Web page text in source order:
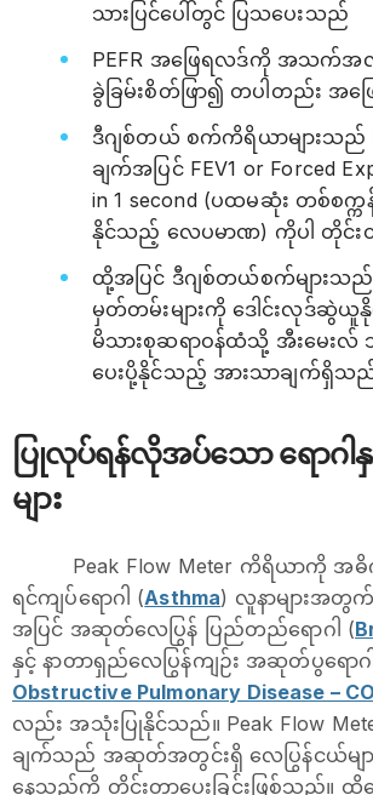
သားပြင်ပေါ်တွင် ပြသပေးသည်
PEFR အဖြေရလဒ်ကို အသက်
ခွဲခြမ်းစိတ်ဖြာ၍ တပါတည်း အ
ဒီဂျစ်တယ် စက်ကိရိယာများသည်
ချက်အပြင် FEV1 or Forced
in 1 second (ပထမဆုံး တစ်စ
နိုင်သည့် လေပမာဏ) ကိုပါ တိုင်
ထို့အပြင် ဒီဂျစ်တယ်စက်များသ
မှတ်တမ်းများကို ဒေါင်းလုဒ်ဆွဲယူနို
မိသားစုဆရာဝန်ထံသို့ အီးမေးလ်
ပေးပို့နိုင်သည့် အားသာချက်ရှိသ
ပြုလုပ်ရန်လိုအပ်သော ရောဂါ
များ
Peak Flow Meter ကိရိယာကို အဓိက
ရင်ကျပ်ရောဂါ (Asthma) လူနာများအ
အပြင် အဆုတ်လေပြွန် ပြည်တည်ရောဂါ (
နှင့် နာတာရှည်လေပြွန်ကျဉ်း အဆုတ်ပွရောဂ
Obstructive Pulmonary Disease –
လည်း အသုံးပြုနိုင်သည်။ Peak Flow
ချက်သည် အဆုတ်အတွင်းရှိ လေပြွန်ငယ်မျာ
နေသည်ကို တိုင်းတာပေးခြင်းဖြစ်သည်။ ထို့က